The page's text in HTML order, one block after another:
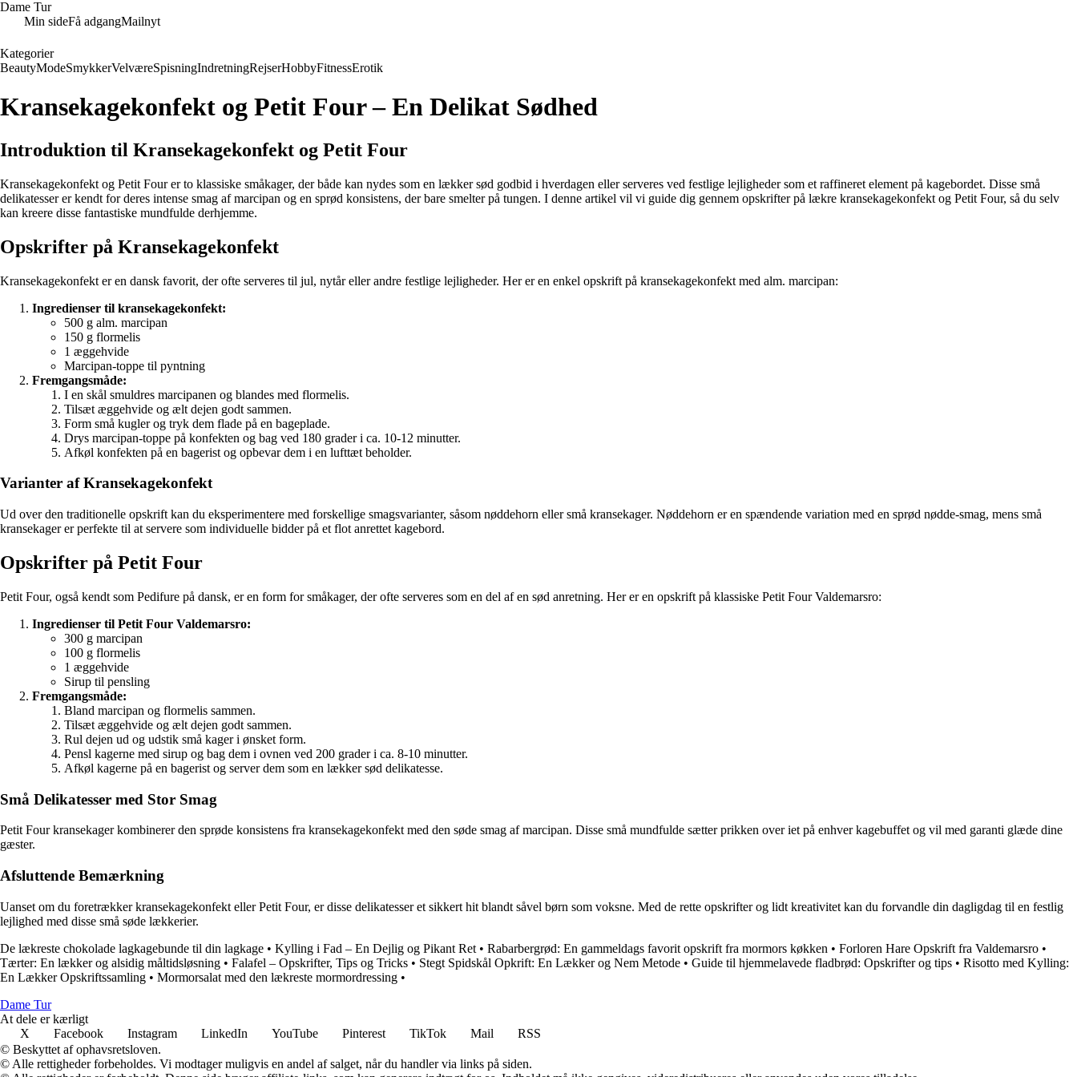
Dame Tur
Min sideFå adgangMailnyt
Kategorier
BeautyModeSmykkerVelværeSpisningIndretningRejserHobbyFitnessErotik
Kransekagekonfekt og Petit Four – En Delikat Sødhed
Introduktion til Kransekagekonfekt og Petit Four
Kransekagekonfekt og Petit Four er to klassiske småkager, der både kan nydes som en lækker sød godbid i hverdagen eller serveres ved festlige lejligheder som et raffineret element på kagebordet. Disse små
delikatesser er kendt for deres intense smag af marcipan og en sprød konsistens, der bare smelter på tungen. I denne artikel vil vi guide dig gennem opskrifter på lækre kransekagekonfekt og Petit Four, så du selv
kan kreere disse fantastiske mundfulde derhjemme.
Opskrifter på Kransekagekonfekt
Kransekagekonfekt er en dansk favorit, der ofte serveres til jul, nytår eller andre festlige lejligheder. Her er en enkel opskrift på kransekagekonfekt med alm. marcipan:
Ingredienser til kransekagekonfekt:
500 g alm. marcipan
150 g flormelis
1 æggehvide
Marcipan-toppe til pyntning
Fremgangsmåde:
I en skål smuldres marcipanen og blandes med flormelis.
Tilsæt æggehvide og ælt dejen godt sammen.
Form små kugler og tryk dem flade på en bageplade.
Drys marcipan-toppe på konfekten og bag ved 180 grader i ca. 10-12 minutter.
Afkøl konfekten på en bagerist og opbevar dem i en lufttæt beholder.
Varianter af Kransekagekonfekt
Ud over den traditionelle opskrift kan du eksperimentere med forskellige smagsvarianter, såsom nøddehorn eller små kransekager. Nøddehorn er en spændende variation med en sprød nødde-smag, mens små
kransekager er perfekte til at servere som individuelle bidder på et flot anrettet kagebord.
Opskrifter på Petit Four
Petit Four, også kendt som Pedifure på dansk, er en form for småkager, der ofte serveres som en del af en sød anretning. Her er en opskrift på klassiske Petit Four Valdemarsro:
Ingredienser til Petit Four Valdemarsro:
300 g marcipan
100 g flormelis
1 æggehvide
Sirup til pensling
Fremgangsmåde:
Bland marcipan og flormelis sammen.
Tilsæt æggehvide og ælt dejen godt sammen.
Rul dejen ud og udstik små kager i ønsket form.
Pensl kagerne med sirup og bag dem i ovnen ved 200 grader i ca. 8-10 minutter.
Afkøl kagerne på en bagerist og server dem som en lækker sød delikatesse.
Små Delikatesser med Stor Smag
Petit Four kransekager kombinerer den sprøde konsistens fra kransekagekonfekt med den søde smag af marcipan. Disse små mundfulde sætter prikken over iet på enhver kagebuffet og vil med garanti glæde dine
gæster.
Afsluttende Bemærkning
Uanset om du foretrækker kransekagekonfekt eller Petit Four, er disse delikatesser et sikkert hit blandt såvel børn som voksne. Med de rette opskrifter og lidt kreativitet kan du forvandle din dagligdag til en festlig
lejlighed med disse små søde lækkerier.
De lækreste chokolade lagkagebunde til din lagkage • Kylling i Fad – En Dejlig og Pikant Ret • Rabarbergrød: En gammeldags favorit opskrift fra mormors køkken • Forloren Hare Opskrift fra Valdemarsro •
Tærter: En lækker og alsidig måltidsløsning • Falafel – Opskrifter, Tips og Tricks • Stegt Spidskål Opkrift: En Lækker og Nem Metode • Guide til hjemmelavede fladbrød: Opskrifter og tips • Risotto med Kylling:
En Lækker Opskriftssamling • Mormorsalat med den lækreste mormordressing •
Dame Tur
At dele er kærligt
X
Facebook Instagram LinkedIn YouTube Pinterest TikTok Mail
RSS
© Beskyttet af ophavsretsloven.
© Alle rettigheder forbeholdes. Vi modtager muligvis en andel af salget, når du handler via links på siden.